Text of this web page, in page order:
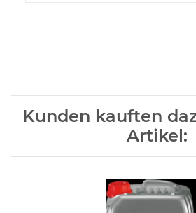
Kunden kauften
Artikel: